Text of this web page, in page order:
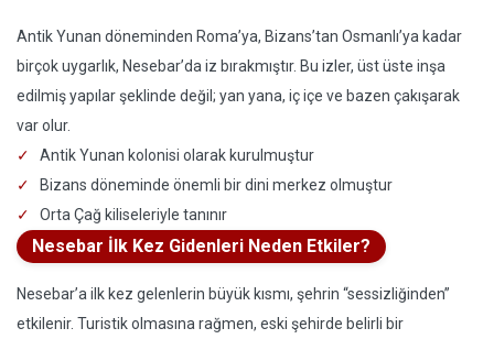
Antik Yunan döneminden Roma’ya, Bizans’tan Osmanlı’ya kadar
birçok uygarlık, Nesebar’da iz bırakmıştır. Bu izler, üst üste inşa
edilmiş yapılar şeklinde değil; yan yana, iç içe ve bazen çakışarak
var olur.
Antik Yunan kolonisi olarak kurulmuştur
Bizans döneminde önemli bir dini merkez olmuştur
Orta Çağ kiliseleriyle tanınır
Nesebar İlk Kez Gidenleri Neden Etkiler?
Nesebar’a ilk kez gelenlerin büyük kısmı, şehrin “sessizliğinden”
etkilenir. Turistik olmasına rağmen, eski şehirde belirli bir